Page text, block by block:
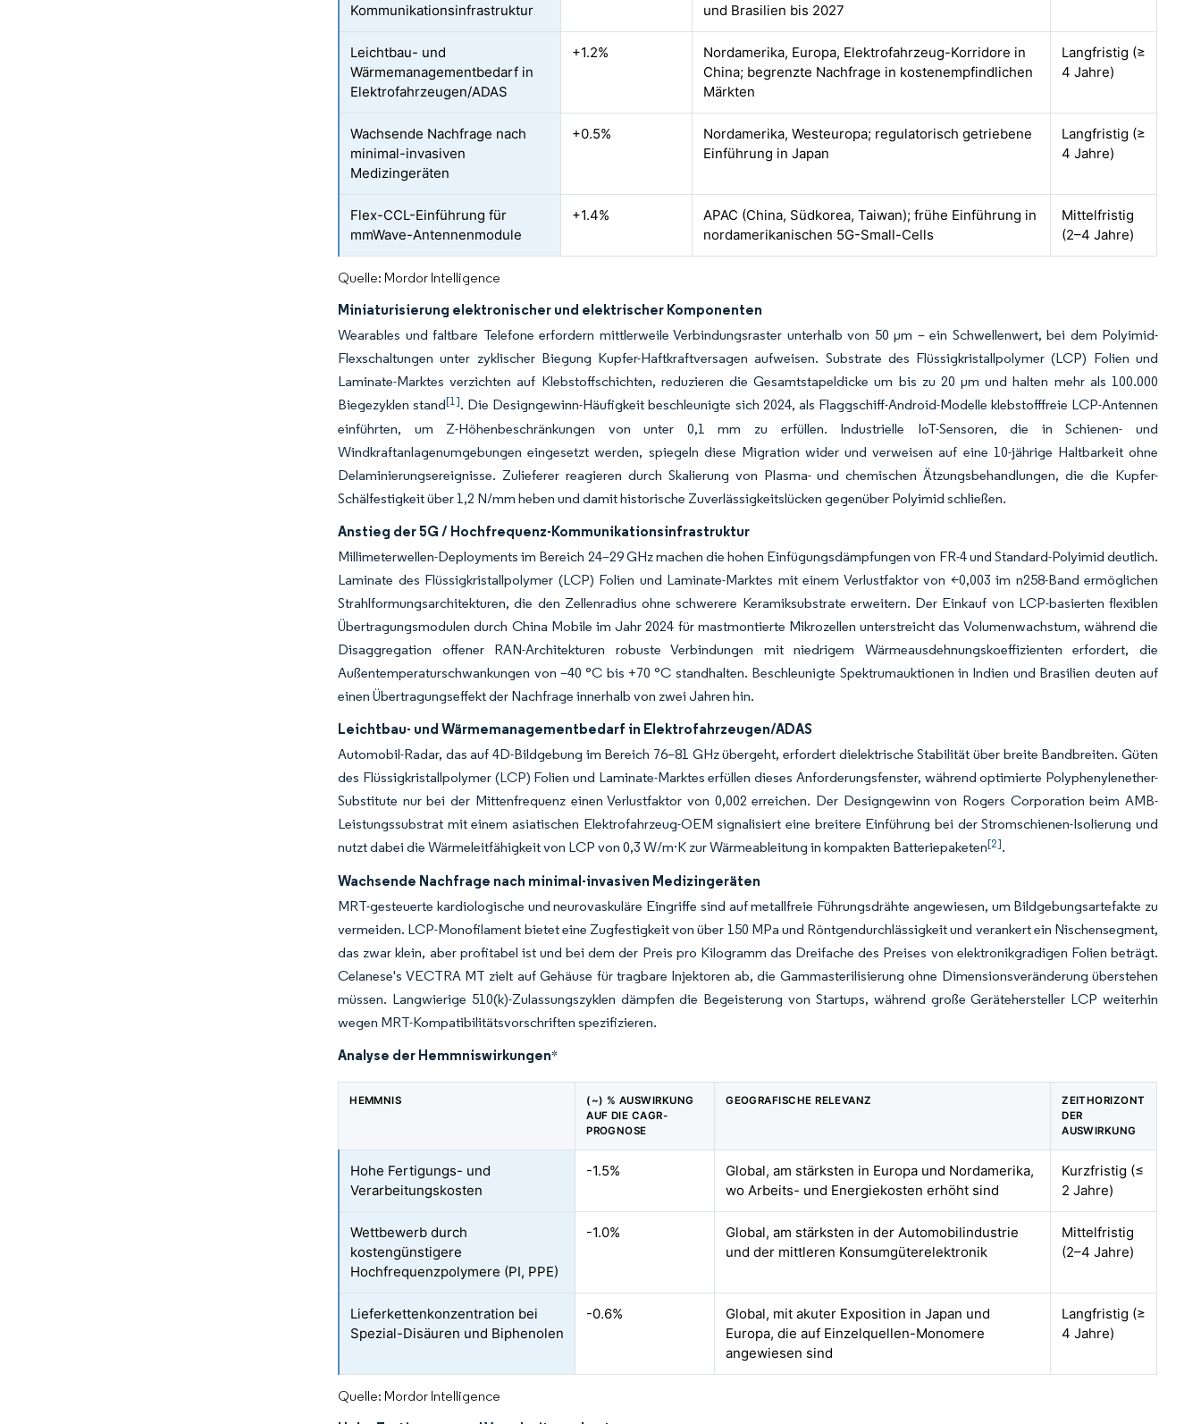
Kommunikationsinfrastruktur
und Brasilien bis 2027
Leichtbau- und
Wärmemanagementbedarf in
Elektrofahrzeugen/ADAS
+1.2%
Nordamerika, Europa, Elektrofahrzeug-Korridore in
China; begrenzte Nachfrage in kostenempfindlichen
Märkten
Langfristig (≥
4 Jahre)
Wachsende Nachfrage nach
minimal-invasiven
Medizingeräten
+0.5%
Nordamerika, Westeuropa; regulatorisch getriebene
Einführung in Japan
Langfristig (≥
4 Jahre)
Flex-CCL-Einführung für
mmWave-Antennenmodule
+1.4%
APAC (China, Südkorea, Taiwan); frühe Einführung in
nordamerikanischen 5G-Small-Cells
Mittelfristig
(2–4 Jahre)
Quelle: Mordor Intelligence
Miniaturisierung elektronischer und elektrischer Komponenten
Wearables und faltbare Telefone erfordern mittlerweile Verbindungsraster unterhalb von 50 µm – ein Schwellenwert, bei dem Polyimid-
Flexschaltungen unter zyklischer Biegung Kupfer-Haftkraftversagen aufweisen. Substrate des Flüssigkristallpolymer (LCP) Folien und
Laminate-Marktes verzichten auf Klebstoffschichten, reduzieren die Gesamtstapeldicke um bis zu 20 µm und halten mehr als 100.000
Biegezyklen stand[1]. Die Designgewinn-Häufigkeit beschleunigte sich 2024, als Flaggschiff-Android-Modelle klebstofffreie LCP-Antennen
einführten, um Z-Höhenbeschränkungen von unter 0,1 mm zu erfüllen. Industrielle IoT-Sensoren, die in Schienen- und
Windkraftanlagenumgebungen eingesetzt werden, spiegeln diese Migration wider und verweisen auf eine 10-jährige Haltbarkeit ohne
Delaminierungsereignisse. Zulieferer reagieren durch Skalierung von Plasma- und chemischen Ätzungsbehandlungen, die die Kupfer-
Schälfestigkeit über 1,2 N/mm heben und damit historische Zuverlässigkeitslücken gegenüber Polyimid schließen.
Anstieg der 5G / Hochfrequenz-Kommunikationsinfrastruktur
Millimeterwellen-Deployments im Bereich 24–29 GHz machen die hohen Einfügungsdämpfungen von FR-4 und Standard-Polyimid deutlich.
Laminate des Flüssigkristallpolymer (LCP) Folien und Laminate-Marktes mit einem Verlustfaktor von <0,003 im n258-Band ermöglichen
Strahlformungsarchitekturen, die den Zellenradius ohne schwerere Keramiksubstrate erweitern. Der Einkauf von LCP-basierten flexiblen
Übertragungsmodulen durch China Mobile im Jahr 2024 für mastmontierte Mikrozellen unterstreicht das Volumenwachstum, während die
Disaggregation offener RAN-Architekturen robuste Verbindungen mit niedrigem Wärmeausdehnungskoeffizienten erfordert, die
Außentemperaturschwankungen von –40 °C bis +70 °C standhalten. Beschleunigte Spektrumauktionen in Indien und Brasilien deuten auf
einen Übertragungseffekt der Nachfrage innerhalb von zwei Jahren hin.
Leichtbau- und Wärmemanagementbedarf in Elektrofahrzeugen/ADAS
Automobil-Radar, das auf 4D-Bildgebung im Bereich 76–81 GHz übergeht, erfordert dielektrische Stabilität über breite Bandbreiten. Güten
des Flüssigkristallpolymer (LCP) Folien und Laminate-Marktes erfüllen dieses Anforderungsfenster, während optimierte Polyphenylenether-
Substitute nur bei der Mittenfrequenz einen Verlustfaktor von 0,002 erreichen. Der Designgewinn von Rogers Corporation beim AMB-
Leistungssubstrat mit einem asiatischen Elektrofahrzeug-OEM signalisiert eine breitere Einführung bei der Stromschienen-Isolierung und
nutzt dabei die Wärmeleitfähigkeit von LCP von 0,3 W/m·K zur Wärmeableitung in kompakten Batteriepaketen[2].
Wachsende Nachfrage nach minimal-invasiven Medizingeräten
MRT-gesteuerte kardiologische und neurovaskuläre Eingriffe sind auf metallfreie Führungsdrähte angewiesen, um Bildgebungsartefakte zu
vermeiden. LCP-Monofilament bietet eine Zugfestigkeit von über 150 MPa und Röntgendurchlässigkeit und verankert ein Nischensegment,
das zwar klein, aber profitabel ist und bei dem der Preis pro Kilogramm das Dreifache des Preises von elektronikgradigen Folien beträgt.
Celanese's VECTRA MT zielt auf Gehäuse für tragbare Injektoren ab, die Gammasterilisierung ohne Dimensionsveränderung überstehen
müssen. Langwierige 510(k)-Zulassungszyklen dämpfen die Begeisterung von Startups, während große Gerätehersteller LCP weiterhin
wegen MRT-Kompatibilitätsvorschriften spezifizieren.
Analyse der Hemmniswirkungen*
HEMMNIS
(~) % AUSWIRKUNG
AUF DIE CAGR-
PROGNOSE
GEOGRAFISCHE RELEVANZ
ZEITHORIZONT
DER
AUSWIRKUNG
Hohe Fertigungs- und
Verarbeitungskosten
-1.5%
Global, am stärksten in Europa und Nordamerika,
wo Arbeits- und Energiekosten erhöht sind
Kurzfristig (≤
2 Jahre)
Wettbewerb durch
kostengünstigere
Hochfrequenzpolymere (PI, PPE)
-1.0%
Global, am stärksten in der Automobilindustrie
und der mittleren Konsumgüterelektronik
Mittelfristig
(2–4 Jahre)
Lieferkettenkonzentration bei
Spezial-Disäuren und Biphenolen
-0.6%
Global, mit akuter Exposition in Japan und
Europa, die auf Einzelquellen-Monomere
angewiesen sind
Langfristig (≥
4 Jahre)
Quelle: Mordor Intelligence